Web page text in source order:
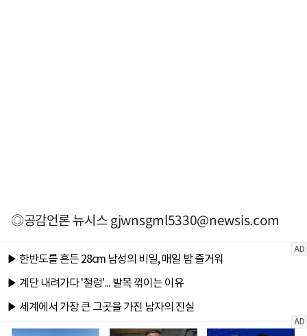
◎공감언론 뉴시스gjwnsgml5330@newsis.com